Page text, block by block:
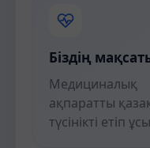
Біздің
Медициналық
ақпаратты
түсінікті етіп